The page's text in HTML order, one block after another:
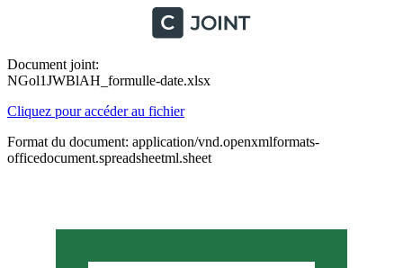
Document joint:
NGol1JWBlAH_formulle-date.xlsx
Cliquez pour accéder au fichier
Format du document: application/vnd.openxmlformats-
officedocument.spreadsheetml.sheet